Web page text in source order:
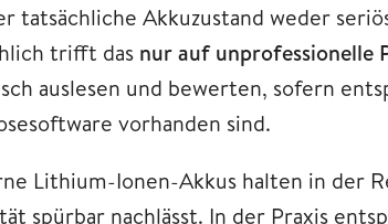
tatsächliche Akkuzustand weder
trifft das nur auf unprofessionelle
auslesen und bewerten, sofern
vorhanden sind.
Lithium-Ionen-Akkus halten in der
spürbar nachlässt. In der Praxis